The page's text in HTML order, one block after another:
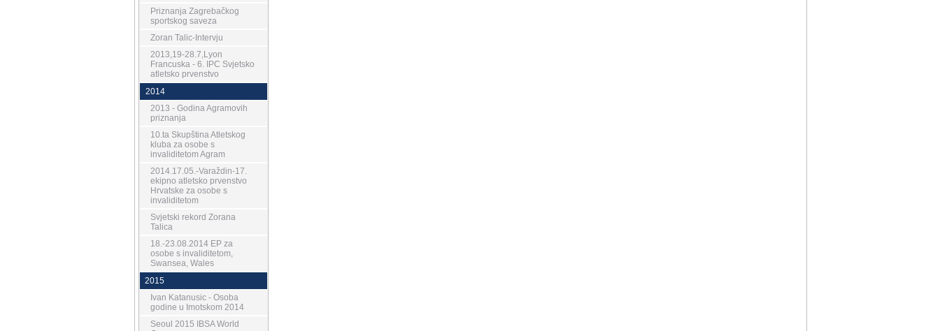
Priznanja Zagrebačkog
sportskog saveza
Zoran Talic-Intervju
2013,19-28.7,Lyon
Francuska - 6. IPC Svjetsko
atletsko prvenstvo
2014
2013 - Godina Agramovih
priznanja
10.ta Skupština Atletskog
kluba za osobe s
invaliditetom Agram
2014.17.05.-Varaždin-17.
ekipno atletsko prvenstvo
Hrvatske za osobe s
invaliditetom
Svjetski rekord Zorana
Talica
18.-23.08.2014 EP za
osobe s invaliditetom,
Swansea, Wales
2015
Ivan Katanusic - Osoba
godine u Imotskom 2014
Seoul 2015 IBSA World